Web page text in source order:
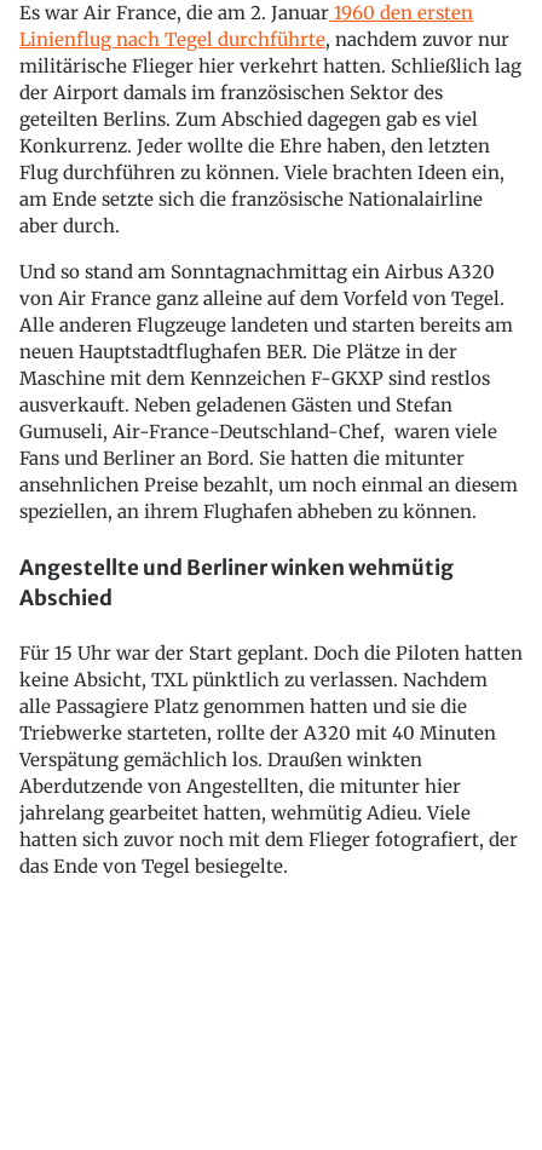
Es war Air France, die am 2. Januar 1960 den ersten
Linienflug nach Tegel durchführte, nachdem zuvor nur
militärische Flieger hier verkehrt hatten. Schließlich lag
der Airport damals im französischen Sektor des
geteilten Berlins. Zum Abschied dagegen gab es viel
Konkurrenz. Jeder wollte die Ehre haben, den letzten
Flug durchführen zu können. Viele brachten Ideen ein,
am Ende setzte sich die französische Nationalairline
aber durch.
Und so stand am Sonntagnachmittag ein Airbus A320
von Air France ganz alleine auf dem Vorfeld von Tegel.
Alle anderen Flugzeuge landeten und starten bereits am
neuen Hauptstadtflughafen BER. Die Plätze in der
Maschine mit dem Kennzeichen F-GKXP sind restlos
ausverkauft. Neben geladenen Gästen und Stefan
Gumuseli, Air-France-Deutschland-Chef, waren viele
Fans und Berliner an Bord. Sie hatten die mitunter
ansehnlichen Preise bezahlt, um noch einmal an diesem
speziellen, an ihrem Flughafen abheben zu können.
Angestellte und Berliner winken wehmütig
Abschied
Für 15 Uhr war der Start geplant. Doch die Piloten hatten
keine Absicht, TXL pünktlich zu verlassen. Nachdem
alle Passagiere Platz genommen hatten und sie die
Triebwerke starteten, rollte der A320 mit 40 Minuten
Verspätung gemächlich los. Draußen winkten
Aberdutzende von Angestellten, die mitunter hier
jahrelang gearbeitet hatten, wehmütig Adieu. Viele
hatten sich zuvor noch mit dem Flieger fotografiert, der
das Ende von Tegel besiegelte.